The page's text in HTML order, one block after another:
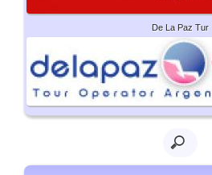
De La Paz Tur